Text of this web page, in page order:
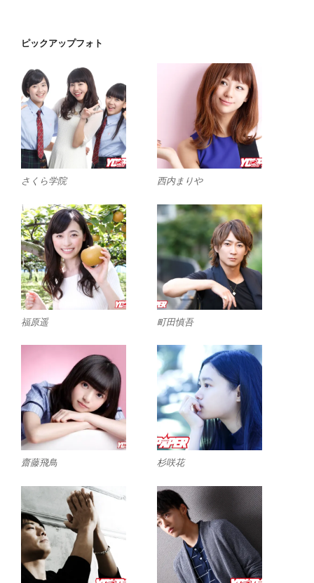
ピックアップフォト
さくら学院 西内まりや
福原遥 町田慎吾
齋藤飛鳥 杉咲花